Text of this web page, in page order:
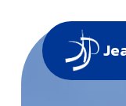
Panneau de gestion